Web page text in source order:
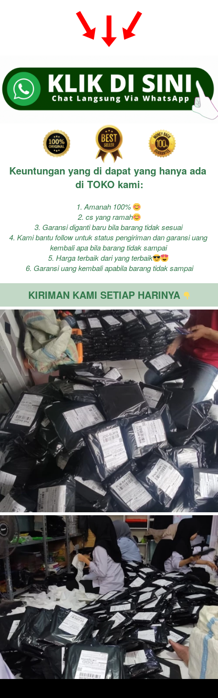
Keuntungan yang di dapat yang hanya ada
di TOKO kami:
1. Amanah 100%
2. cs yang ramah
3. Garansi diganti baru bila barang tidak sesuai
4. Kami bantu follow untuk status pengiriman dan garansi uang
kembali apa bila barang tidak sampai
5. Harga terbaik dari yang terbaik
6. Garansi uang kembali apabila barang tidak sampai
KIRIMAN KAMI SETIAP HARINYA